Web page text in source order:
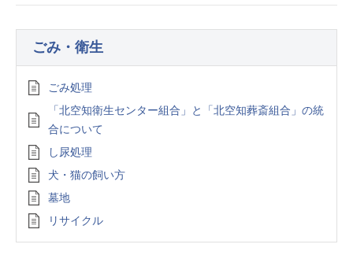
ごみ・衛生
ごみ処理
「北空知衛生センター組合」と「北空知葬斎組合」の統
合について
し尿処理
犬・猫の飼い方
墓地
リサイクル